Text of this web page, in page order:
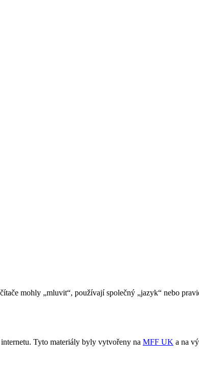
mohly „mluvit“, používají společný „jazyk“ nebo
Tyto materiály byly vytvořeny na MFF UK a na